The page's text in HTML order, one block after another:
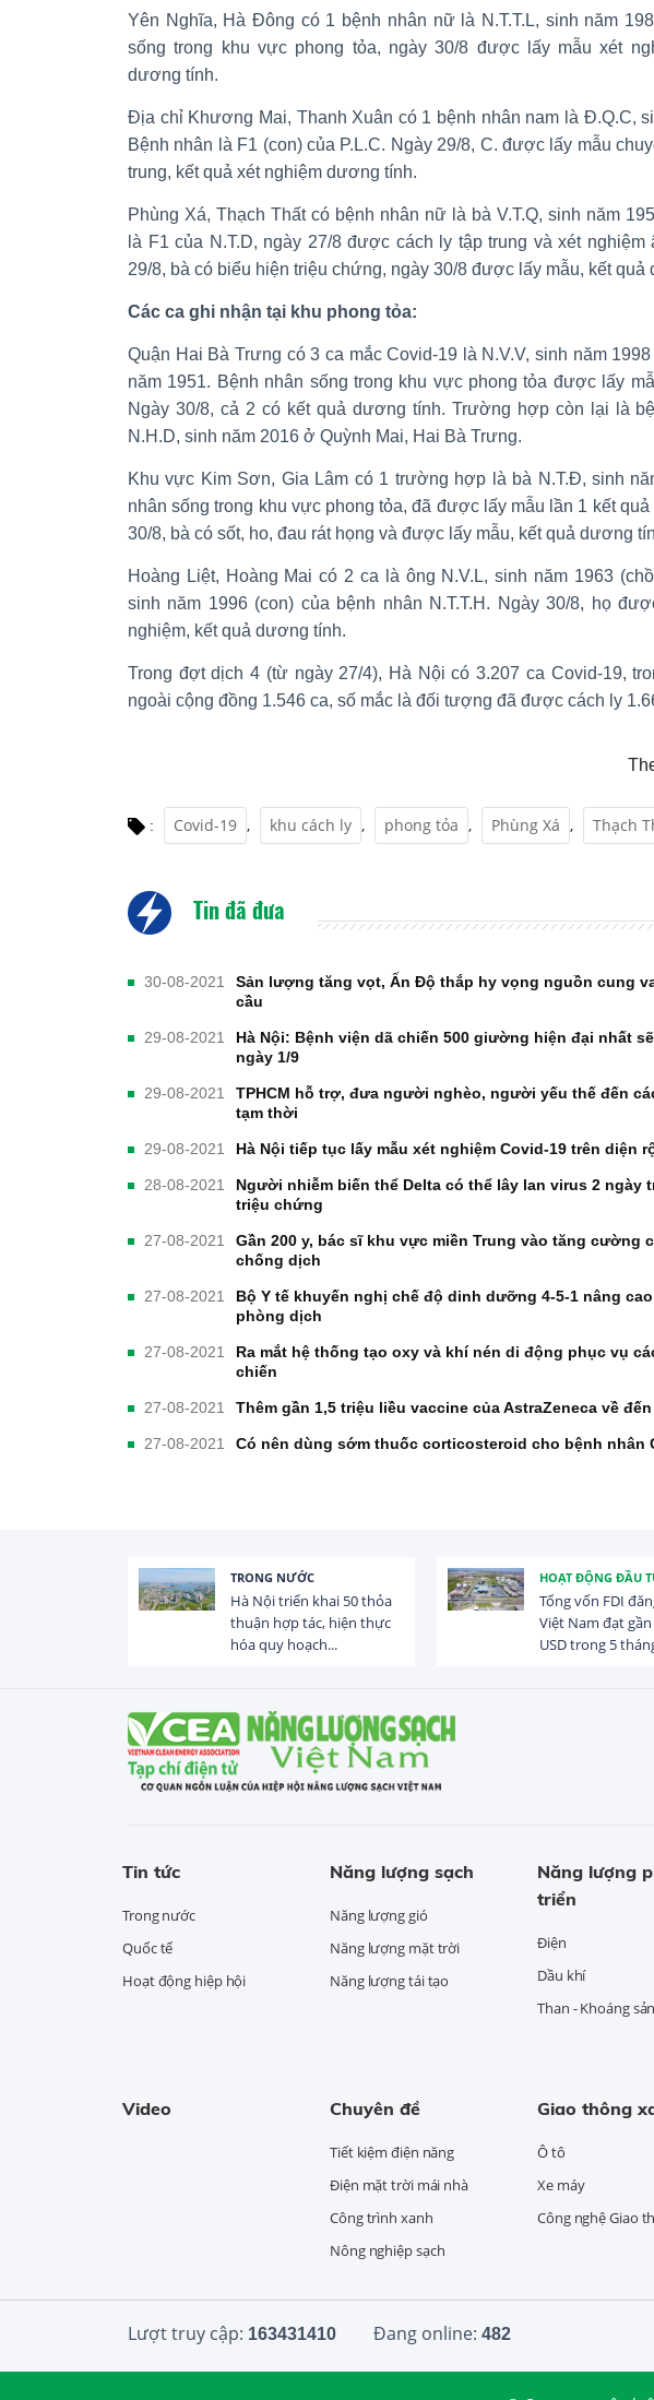
Yên Nghĩa, Hà Đông có 1 bệnh nhân nữ là N.T.T.L, sinh năm
sống trong khu vực phong tỏa, ngày 30/8 được lấy mẫu xét
dương tính.
Địa chỉ Khương Mai, Thanh Xuân có 1 bệnh nhân nam là Đ.Q.C,
Bệnh nhân là F1 (con) của P.L.C. Ngày 29/8, C. được lấy mẫu
trung, kết quả xét nghiệm dương tính.
Phùng Xá, Thạch Thất có bệnh nhân nữ là bà V.T.Q, sinh năm
là F1 của N.T.D, ngày 27/8 được cách ly tập trung và xét nghiệm
29/8, bà có biểu hiện triệu chứng, ngày 30/8 được lấy mẫu, kết quả
Các ca ghi nhận tại khu phong tỏa:
Quận Hai Bà Trưng có 3 ca mắc Covid-19 là N.V.V, sinh năm 1998
năm 1951. Bệnh nhân sống trong khu vực phong tỏa được lấy
Ngày 30/8, cả 2 có kết quả dương tính. Trường hợp còn lại là
N.H.D, sinh năm 2016 ở Quỳnh Mai, Hai Bà Trưng.
Khu vực Kim Sơn, Gia Lâm có 1 trường hợp là bà N.T.Đ, sinh
nhân sống trong khu vực phong tỏa, đã được lấy mẫu lần 1 kết quả
30/8, bà có sốt, ho, đau rát họng và được lấy mẫu, kết quả dương
Hoàng Liệt, Hoàng Mai có 2 ca là ông N.V.L, sinh năm 1963
sinh năm 1996 (con) của bệnh nhân N.T.T.H. Ngày 30/8, họ
nghiệm, kết quả dương tính.
Trong đợt dịch 4 (từ ngày 27/4), Hà Nội có 3.207 ca Covid-19,
ngoài cộng đồng 1.546 ca, số mắc là đối tượng đã được cách ly
: Covid-19 , khu cách ly , phong tỏa , Phùng Xá , Thạch
Tin đã đưa
30-08-2021
Sản lượng tăng vọt, Ấn Độ thắp hy vọng nguồn cung
cầu
29-08-2021
Hà Nội: Bệnh viện dã chiến 500 giường hiện đại nhất
ngày 1/9
29-08-2021
TPHCM hỗ trợ, đưa người nghèo, người yếu thế đến
tạm thời
29-08-2021 Hà Nội tiếp tục lấy mẫu xét nghiệm Covid-19 trên diện
28-08-2021
Người nhiễm biến thể Delta có thể lây lan virus 2 ngày
triệu chứng
27-08-2021
Gần 200 y, bác sĩ khu vực miền Trung vào tăng cường
chống dịch
27-08-2021
Bộ Y tế khuyến nghị chế độ dinh dưỡng 4-5-1 nâng
phòng dịch
27-08-2021
Ra mắt hệ thống tạo oxy và khí nén di động phục vụ
chiến
27-08-2021 Thêm gần 1,5 triệu liều vaccine của AstraZeneca về đến
27-08-2021 Có nên dùng sớm thuốc corticosteroid cho bệnh nhân
TRONG NƯỚC
Hà Nội triển khai 50 thỏa
thuận hợp tác, hiện thực
hóa quy hoạch...
HOẠT ĐỘNG ĐẦU
Tổng vốn FDI
Việt Nam đạt
USD trong 5
Tin tức
Trong nước
Quốc tế
Hoạt động hiệp hội
Năng lượng sạch
Năng lượng gió
Năng lượng mặt trời
Năng lượng tái tạo
Năng lượng
triển
Điện
Dầu khí
Than - Khoáng sản
Video Chuyên đề
Tiết kiệm điện năng
Điện mặt trời mái nhà
Công trình xanh
Nông nghiệp sạch
Giao thông
Ô tô
Xe máy
Công nghệ Giao
Lượt truy cập: 163431410 Đang online: 482